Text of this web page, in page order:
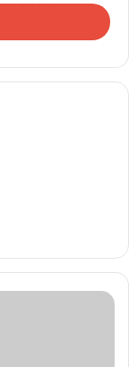
को अक्षुण्ण बनाये
की है।
समझौते के मामलों में
बड़ी ताकत: राजेश